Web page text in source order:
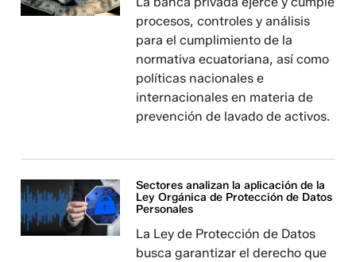
procesos, controles y análisis
para el cumplimiento de la
normativa ecuatoriana, así como
políticas nacionales e
internacionales en materia de
prevención de lavado de activos.
Sectores analizan la aplicación de la
Ley Orgánica de Protección de Datos
Personales
La Ley de Protección de Datos
busca garantizar el derecho que